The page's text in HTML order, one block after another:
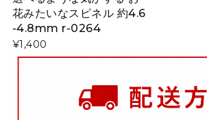
花みたいなスピネル 約4.6
-4.8mm r-0264
¥1,400